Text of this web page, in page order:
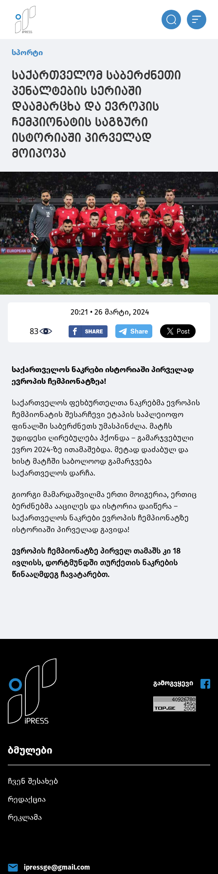
სპორტი
საქართველომ საბერძნეთი
პენალტების სერიაში
დაამარცხა და ევროპის
ჩემპიონატის საგზური
ისტორიაში პირველად
მოიპოვა
20:21 • 26 მარტი, 2024
83
საქართველოს ნაკრები ისტორიაში პირველად
ევროპის ჩემპიონატზეა!
საქართველოს ფეხბურთელთა ნაკრებმა ევროპის
ჩემპიონატის შესარჩევი ეტაპის საპლეიოფო
ფინალში საბერძნეთს უმასპინძლა. მატჩს
უდიდესი ღირებულება ჰქონდა – გამარჯვებული
ევრო 2024-ზე ითამაშებდა. მეტად დაძაბულ და
ხისტ მატჩში საბოლოოდ გამარჯვება
საქართველოს დარჩა.
გიორგი მამარდაშვილმა ერთი მოიგერია, ერთიც
ბერძნებმა ააცილეს და ისტორია დაიწერა –
საქართველოს ნაკრები ევროპის ჩემპიონატზე
ისტორიაში პირველად გავიდა!
ევროპის ჩემპიონატზე პირველ თამაშს კი 18
ივლისს, დორტმუნდში თურქეთის ნაკრების
წინააღმდეგ ჩავატარებთ.
გამოგვყევი
ბმულები
ჩვენ შესახებ
რედაქცია
რეკლამა
ipressge@gmail.com